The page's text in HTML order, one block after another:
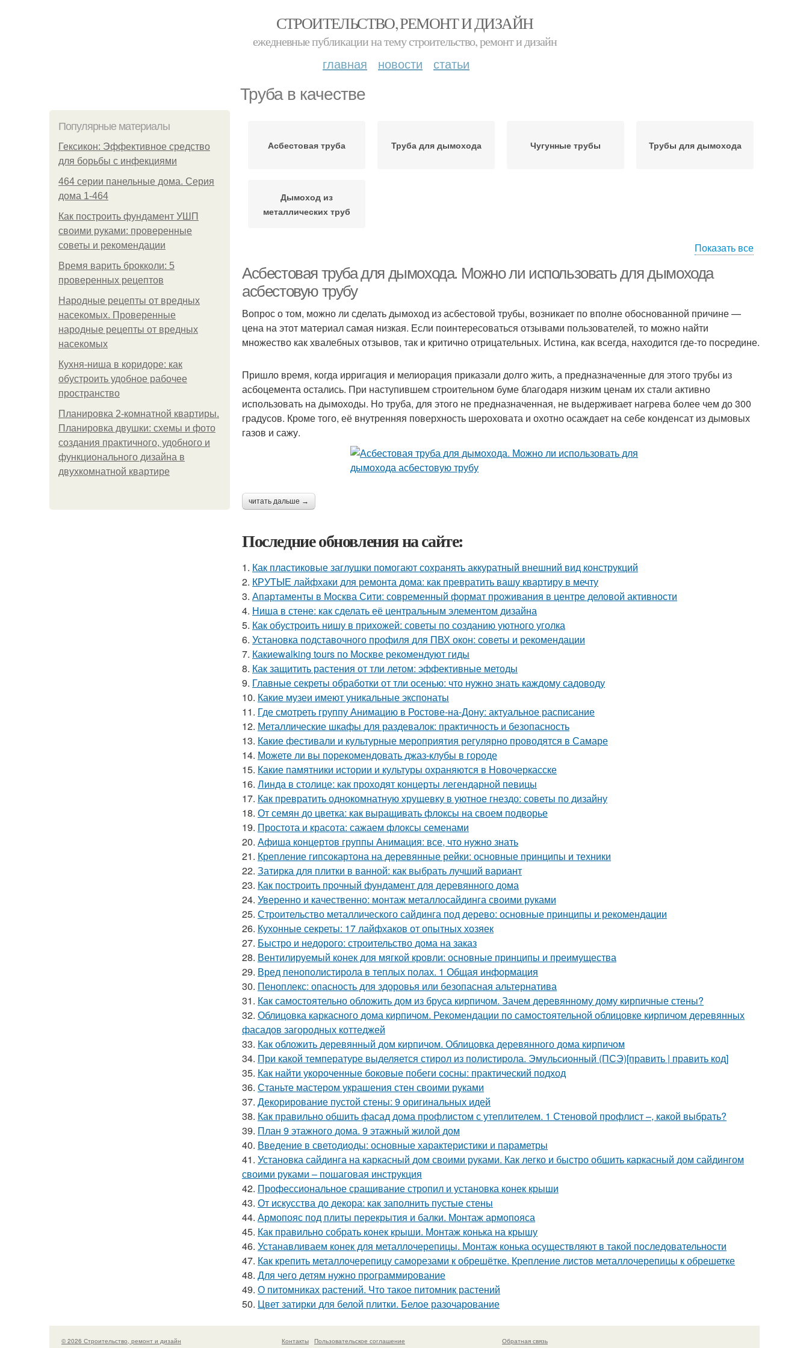
СТРОИТЕЛЬСТВО, РЕМОНТ И ДИЗАЙН
ежедневные публикации на тему строительство, ремонт и дизайн
главная новости статьи
Труба в качестве
Популярные материалы
Гексикон: Эффективное средство
для борьбы с инфекциями
464 серии панельные дома. Серия
дома 1-464
Как построить фундамент УШП
своими руками: проверенные
советы и рекомендации
Время варить брокколи: 5
проверенных рецептов
Народные рецепты от вредных
насекомых. Проверенные
народные рецепты от вредных
насекомых
Кухня-ниша в коридоре: как
обустроить удобное рабочее
пространство
Планировка 2-комнатной квартиры.
Планировка двушки: схемы и фото
создания практичного, удобного и
функционального дизайна в
двухкомнатной квартире
Асбестовая труба Труба для дымохода Чугунные трубы Трубы для дымохода
Дымоход из
металлических труб
Показать все
Асбестовая труба для дымохода. Можно ли использовать для дымохода
асбестовую трубу
Вопрос о том, можно ли сделать дымоход из асбестовой трубы, возникает по вполне обоснованной причине —
цена на этот материал самая низкая. Если поинтересоваться отзывами пользователей, то можно найти
множество как хвалебных отзывов, так и критично отрицательных. Истина, как всегда, находится где-то посредине.
Пришло время, когда ирригация и мелиорация приказали долго жить, а предназначенные для этого трубы из
асбоцемента остались. При наступившем строительном буме благодаря низким ценам их стали активно
использовать на дымоходы. Но труба, для этого не предназначенная, не выдерживает нагрева более чем до 300
градусов. Кроме того, её внутренняя поверхность шероховата и охотно осаждает на себе конденсат из дымовых
газов и сажу.
читать дальше →
Последние обновления на сайте:
1. Как пластиковые заглушки помогают сохранять аккуратный внешний вид конструкций
2. КРУТЫЕ лайфхаки для ремонта дома: как превратить вашу квартиру в мечту
3. Апартаменты в Москва Сити: современный формат проживания в центре деловой активности
4. Ниша в стене: как сделать её центральным элементом дизайна
5. Как обустроить нишу в прихожей: советы по созданию уютного уголка
6. Установка подставочного профиля для ПВХ окон: советы и рекомендации
7. Какиеwalking tours по Москве рекомендуют гиды
8. Как защитить растения от тли летом: эффективные методы
9. Главные секреты обработки от тли осенью: что нужно знать каждому садоводу
10. Какие музеи имеют уникальные экспонаты
11. Где смотреть группу Анимацию в Ростове-на-Дону: актуальное расписание
12. Металлические шкафы для раздевалок: практичность и безопасность
13. Какие фестивали и культурные мероприятия регулярно проводятся в Самаре
14. Можете ли вы порекомендовать джаз-клубы в городе
15. Какие памятники истории и культуры охраняются в Новочеркасске
16. Линда в столице: как проходят концерты легендарной певицы
17. Как превратить однокомнатную хрущевку в уютное гнездо: советы по дизайну
18. От семян до цветка: как выращивать флоксы на своем подворье
19. Простота и красота: сажаем флоксы семенами
20. Афиша концертов группы Анимация: все, что нужно знать
21. Крепление гипсокартона на деревянные рейки: основные принципы и техники
22. Затирка для плитки в ванной: как выбрать лучший вариант
23. Как построить прочный фундамент для деревянного дома
24. Уверенно и качественно: монтаж металлосайдинга своими руками
25. Строительство металлического сайдинга под дерево: основные принципы и рекомендации
26. Кухонные секреты: 17 лайфхаков от опытных хозяек
27. Быстро и недорого: строительство дома на заказ
28. Вентилируемый конек для мягкой кровли: основные принципы и преимущества
29. Вред пенополистирола в теплых полах. 1 Общая информация
30. Пеноплекс: опасность для здоровья или безопасная альтернатива
31. Как самостоятельно обложить дом из бруса кирпичом. Зачем деревянному дому кирпичные стены?
32. Облицовка каркасного дома кирпичом. Рекомендации по самостоятельной облицовке кирпичом деревянных
фасадов загородных коттеджей
33. Как обложить деревянный дом кирпичом. Облицовка деревянного дома кирпичом
34. При какой температуре выделяется стирол из полистирола. Эмульсионный (ПСЭ)[править | править код]
35. Как найти укороченные боковые побеги сосны: практический подход
36. Станьте мастером украшения стен своими руками
37. Декорирование пустой стены: 9 оригинальных идей
38. Как правильно обшить фасад дома профлистом с утеплителем. 1 Стеновой профлист –, какой выбрать?
39. План 9 этажного дома. 9 этажный жилой дом
40. Введение в светодиоды: основные характеристики и параметры
41. Установка сайдинга на каркасный дом своими руками. Как легко и быстро обшить каркасный дом сайдингом
своими руками – пошаговая инструкция
42. Профессиональное сращивание стропил и установка конек крыши
43. От искусства до декора: как заполнить пустые стены
44. Армопояс под плиты перекрытия и балки. Монтаж армопояса
45. Как правильно собрать конек крыши. Монтаж конька на крышу
46. Устанавливаем конек для металлочерепицы. Монтаж конька осуществляют в такой последовательности
47. Как крепить металлочерепицу саморезами к обрешётке. Крепление листов металлочерепицы к обрешетке
48. Для чего детям нужно программирование
49. О питомниках растений. Что такое питомник растений
50. Цвет затирки для белой плитки. Белое разочарование
© 2026 Строительство, ремонт и дизайн Контакты Пользовательское соглашение Обратная связь